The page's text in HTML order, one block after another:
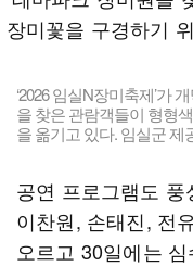
‘2026 임실N장미축제’가
을 찾은 관람객들이 형형
을 옮기고 있다. 임실군 제
공연 프로그램도
이찬원, 손태진, 전
오르고 30일에는